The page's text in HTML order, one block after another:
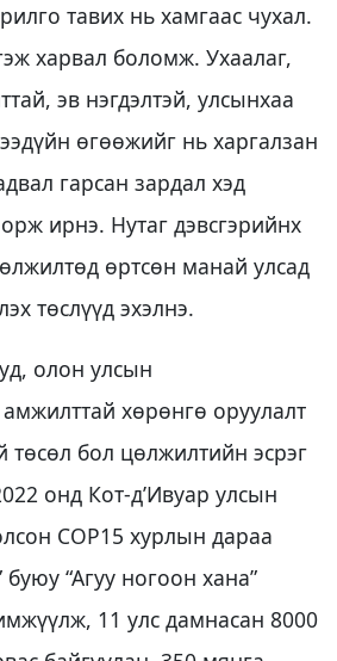
тавих нь хамгаас чухал.
харвал боломж. Ухаалаг,
эв нэгдэлтэй, улсынхаа
өгөөжийг нь харгалзан
гарсан зардал хэд
ирнэ. Нутаг дэвсгэрийнх
өртсөн манай улсад
төслүүд эхэлнэ.
олон улсын
амжилттай хөрөнгө оруулалт
төсөл бол цөлжилтийн эсрэг
онд Кот-д’Ивуар улсын
COP15 хурлын дараа
“Агуу ногоон хана”
11 улс дамнасан 8000